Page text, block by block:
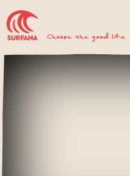
Choose the good life